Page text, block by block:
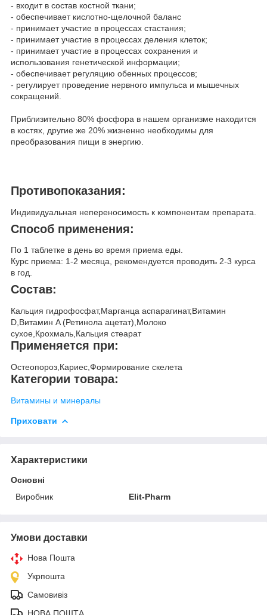
- входит в состав костной ткани;
- обеспечивает кислотно-щелочной баланс
- принимает участие в процессах стастания;
- принимает участие в процессах деления клеток;
- принимает участие в процессах сохранения и
использования генетической информации;
- обеспечивает регуляцию обенных процессов;
- регулирует проведение нервного импульса и мышечных
сокращений.
Приблизительно 80% фосфора в нашем организме находится
в костях, другие же 20% жизненно необходимы для
преобразования пищи в энергию.
Противопоказания:
Индивидуальная непереносимость к компонентам препарата.
Способ применения:
По 1 таблетке в день во время приема еды.
Курс приема: 1-2 месяца, рекомендуется проводить 2-3 курса
в год.
Состав:
Кальция гидрофосфат,Марганца аспарагинат,Витамин
D,Витамин A (Ретинола ацетат),Молоко
сухое,Крохмаль,Кальция стеарат
Применяется при:
Остеопороз,Кариес,Формирование скелета
Категории товара:
Витамины и минералы
Приховати
Характеристики
Основні
Виробник
Elit-Pharm
Умови доставки
Нова Пошта
Укрпошта
Самовивіз
НОВА ПОШТА